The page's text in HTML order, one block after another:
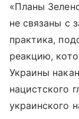
«Планы
не связаны с
практика,
реакцию,
Украины
нацистского
украинского